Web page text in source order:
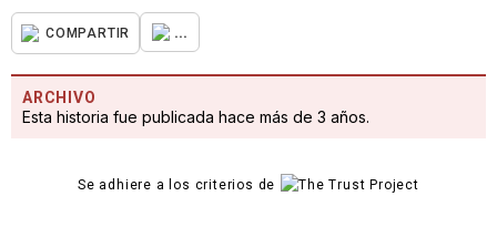
COMPARTIR ...
ARCHIVO
Esta historia fue publicada hace más de 3 años.
Se adhiere a los criterios de